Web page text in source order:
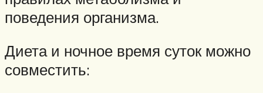
поведения организма.
Диета и ночное время суток можно
совместить: